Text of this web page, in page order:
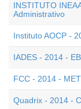
INSTITUTO
Administrativo
Instituto AOCP -
IADES - 2014 -
FCC - 2014 -
Quadrix - 2014 -